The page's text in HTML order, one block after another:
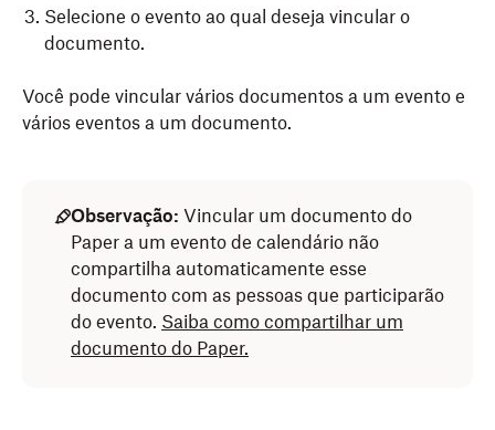
Selecione o evento ao qual deseja vincular o
documento.
Você pode vincular vários documentos a um evento e
vários eventos a um documento.
Observação: Vincular um documento do
Paper a um evento de calendário não
compartilha automaticamente esse
documento com as pessoas que participarão
do evento. Saiba como compartilhar um
documento do Paper.